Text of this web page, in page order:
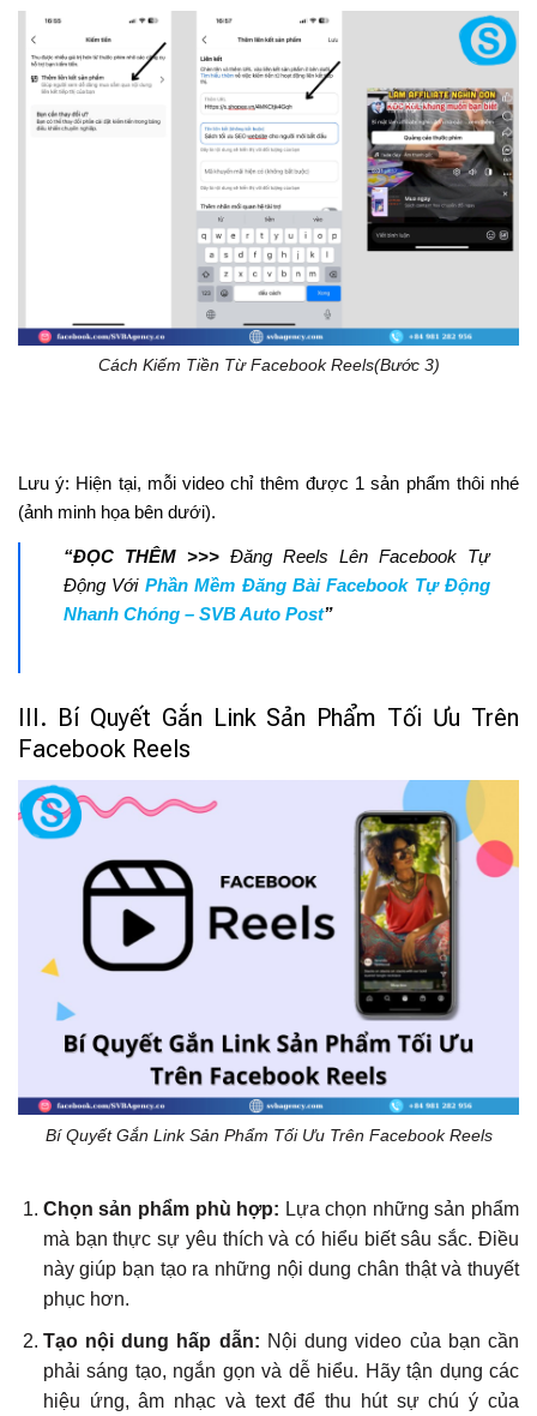
Cách Kiếm Tiền Từ Facebook Reels(Bước 3)
Lưu ý: Hiện tại, mỗi video chỉ thêm được 1 sản phẩm thôi nhé
(ảnh minh họa bên dưới).
“ĐỌC THÊM >>> Đăng Reels Lên Facebook Tự
Động Với Phần Mềm Đăng Bài Facebook Tự Động
Nhanh Chóng – SVB Auto Post”
III. Bí Quyết Gắn Link Sản Phẩm Tối Ưu Trên
Facebook Reels
Bí Quyết Gắn Link Sản Phẩm Tối Ưu Trên Facebook Reels
Chọn sản phẩm phù hợp: Lựa chọn những sản phẩm
mà bạn thực sự yêu thích và có hiểu biết sâu sắc. Điều
này giúp bạn tạo ra những nội dung chân thật và thuyết
phục hơn.
Tạo nội dung hấp dẫn: Nội dung video của bạn cần
phải sáng tạo, ngắn gọn và dễ hiểu. Hãy tận dụng các
hiệu ứng, âm nhạc và text để thu hút sự chú ý của